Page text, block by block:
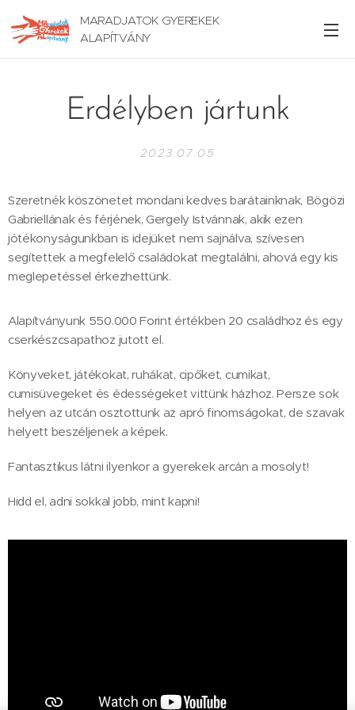
MARADJATOK GYEREKEK
ALAPÍTVÁNY
Erdélyben jártunk
2023.07.05
Szeretnék köszönetet mondani kedves barátainknak, Bögözi
Gabriellának és férjének, Gergely Istvánnak, akik ezen
jótékonyságunkban is idejüket nem sajnálva, szívesen
segítettek a megfelelő családokat megtalálni, ahová egy kis
meglepetéssel érkezhettünk.
Alapítványunk 550.000 Forint értékben 20 családhoz és egy
cserkészcsapathoz jutott el.
Könyveket, játékokat, ruhákat, cipőket, cumikat,
cumisüvegeket és édességeket vittünk házhoz. Persze sok
helyen az utcán osztottunk az apró finomságokat, de szavak
helyett beszéljenek a képek.
Fantasztikus látni ilyenkor a gyerekek arcán a mosolyt!
Hidd el, adni sokkal jobb, mint kapni!